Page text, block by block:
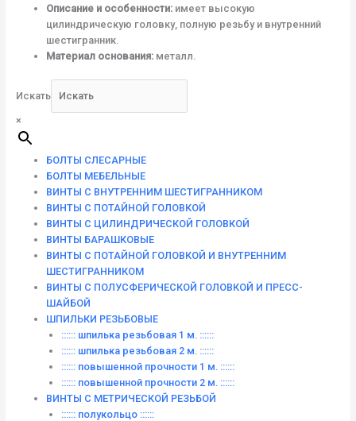
Описание и особенности:имеет высокую
цилиндрическую головку, полную резьбу и внутренний
шестигранник.
Материал основания:металл.
Искать
×
БОЛТЫ СЛЕСАРНЫЕ
БОЛТЫ МЕБЕЛЬНЫЕ
ВИНТЫ С ВНУТРЕННИМ ШЕСТИГРАННИКОМ
ВИНТЫ С ПОТАЙНОЙ ГОЛОВКОЙ
ВИНТЫ С ЦИЛИНДРИЧЕСКОЙ ГОЛОВКОЙ
ВИНТЫ БАРАШКОВЫЕ
ВИНТЫ С ПОТАЙНОЙ ГОЛОВКОЙ И ВНУТРЕННИМ
ШЕСТИГРАННИКОМ
ВИНТЫ С ПОЛУСФЕРИЧЕСКОЙ ГОЛОВКОЙ И ПРЕСС-
ШАЙБОЙ
ШПИЛЬКИ РЕЗЬБОВЫЕ
:::::: шпилька резьбовая 1 м. ::::::
:::::: шпилька резьбовая 2 м. ::::::
:::::: повышенной прочности 1 м. ::::::
:::::: повышенной прочности 2 м. ::::::
ВИНТЫ C МЕТРИЧЕСКОЙ РЕЗЬБОЙ
:::::: полукольцо ::::::